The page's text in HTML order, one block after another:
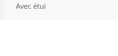
Avec étui